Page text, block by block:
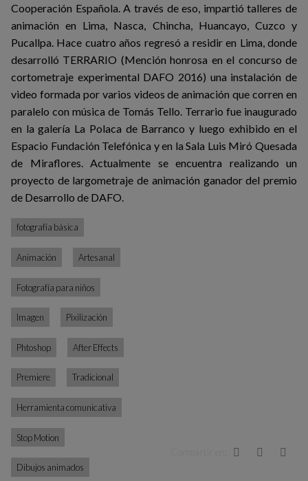
Cooperación Española. A través de eso, impartió talleres de
animación en Lima, Nasca, Chincha, Huancayo, Cuzco y
Pucallpa. Hace cuatro años regresó a residir en Lima, donde
desarrolló TERRARIO (Mención honrosa en el concurso de
cortometraje experimental DAFO 2016) una instalación de
video formada por varios videos de animación que corren en
paralelo con música de Tomás Tello. Terrario fue inaugurado
en la galería La Polaca de Barranco y luego exhibido en el
Espacio Fundación Telefónica y en la Sala Luis Miró Quesada
de Miraflores. Actualmente se encuentra realizando un
proyecto de largometraje de animación ganador del premio
de Desarrollo de DAFO.
fotografía básica
Animación Artesanal
Fotografía para niños
Imagen Pixilización
Phtoshop After Effects
Premiere Tradicional
Herramienta comunicativa
Stop Motion
Dibujos animados
Compartir en: FacebookTwitter